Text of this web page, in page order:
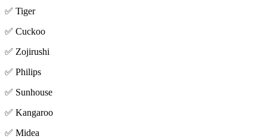
✅ Tiger
✅ Cuckoo
✅ Zojirushi
✅ Philips
✅ Sunhouse
✅ Kangaroo
✅ Midea